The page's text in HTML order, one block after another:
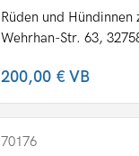
Rüden und
Wehrhan-Str. 63,
200,00 €VB
70176